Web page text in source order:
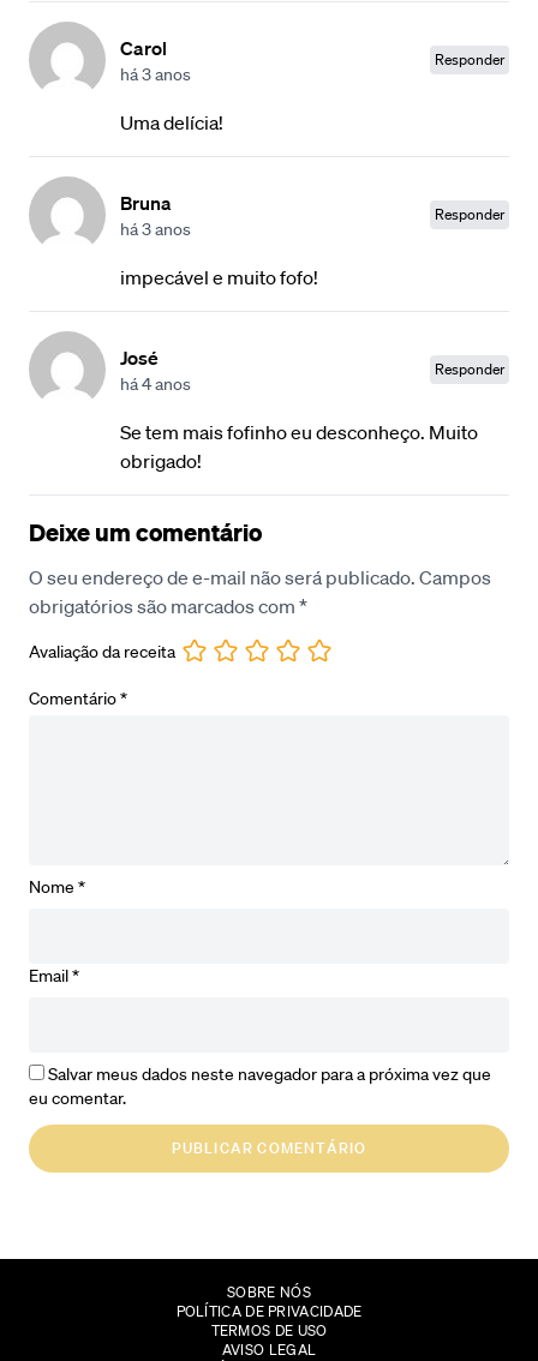
Carol
há 3 anos
Responder
Uma delícia!
Bruna
há 3 anos
Responder
impecável e muito fofo!
José
há 4 anos
Responder
Se tem mais fofinho eu desconheço. Muito
obrigado!
Deixe um comentário
O seu endereço de e-mail não será publicado. Campos
obrigatórios são marcados com *
Avaliação da receita
Comentário*
Nome *
Email*
Salvar meus dados neste navegador para a próxima vez que
eu comentar.
SOBRE NÓS
POLÍTICA DE PRIVACIDADE
TERMOS DE USO
AVISO LEGAL